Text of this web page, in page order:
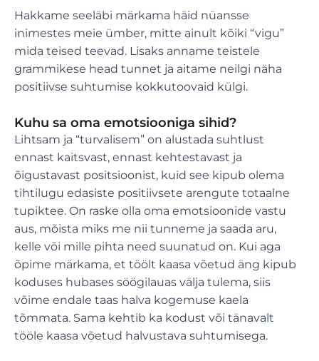
Hakkame seeläbi märkama häid nüansse
inimestes meie ümber, mitte ainult kõiki “vigu”
mida teised teevad. Lisaks anname teistele
grammikese head tunnet ja aitame neilgi näha
positiivse suhtumise kokkutoovaid külgi.
Kuhu sa oma emotsiooniga sihid?
Lihtsam ja “turvalisem” on alustada suhtlust
ennast kaitsvast, ennast kehtestavast ja
õigustavast positsioonist, kuid see kipub olema
tihtilugu edasiste positiivsete arengute totaalne
tupiktee. On raske olla oma emotsioonide vastu
aus, mõista miks me nii tunneme ja saada aru,
kelle või mille pihta need suunatud on. Kui aga
õpime märkama, et töölt kaasa võetud äng kipub
koduses hubases söögilauas välja tulema, siis
võime endale taas halva kogemuse kaela
tõmmata. Sama kehtib ka kodust või tänavalt
tööle kaasa võetud halvustava suhtumisega.